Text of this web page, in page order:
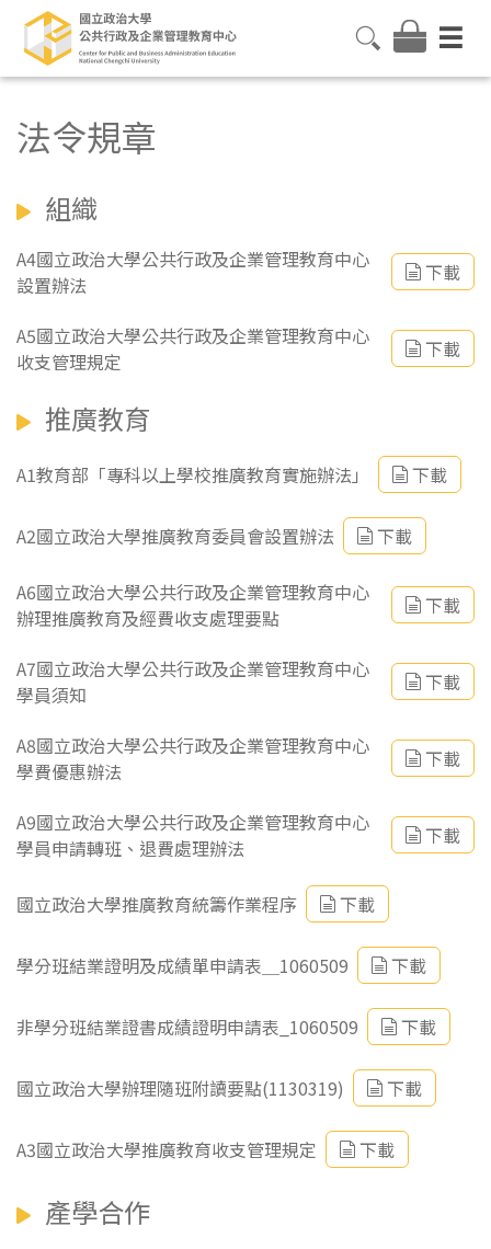
法令規章
組織
A4國立政治大學公共行政及企業管理教育中心
設置辦法
下載
A5國立政治大學公共行政及企業管理教育中心
收支管理規定
下載
推廣教育
A1教育部「專科以上學校推廣教育實施辦法」 下載
A2國立政治大學推廣教育委員會設置辦法 下載
A6國立政治大學公共行政及企業管理教育中心
辦理推廣教育及經費收支處理要點
下載
A7國立政治大學公共行政及企業管理教育中心
學員須知
下載
A8國立政治大學公共行政及企業管理教育中心
學費優惠辦法
下載
A9國立政治大學公共行政及企業管理教育中心
學員申請轉班、退費處理辦法
下載
國立政治大學推廣教育統籌作業程序 下載
學分班結業證明及成績單申請表＿1060509 下載
非學分班結業證書成績證明申請表_1060509 下載
國立政治大學辦理隨班附讀要點(1130319) 下載
A3國立政治大學推廣教育收支管理規定 下載
產學合作